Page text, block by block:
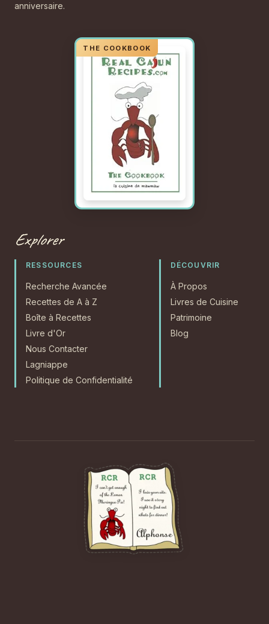
anniversaire.
Explorer
RESSOURCES
Recherche Avancée
Recettes de A à Z
Boîte à Recettes
Livre d'Or
Nous Contacter
Lagniappe
Politique de Confidentialité
DÉCOUVRIR
À Propos
Livres de Cuisine
Patrimoine
Blog